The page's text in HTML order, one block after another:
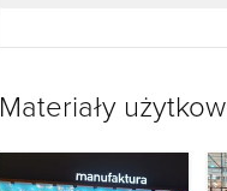
Materiały